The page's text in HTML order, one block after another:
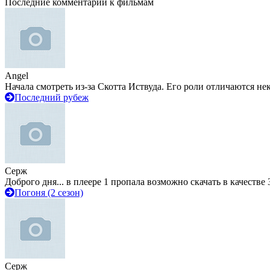
Последние комментарии к фильмам
Angel
Начала смотреть из-за Скотта Иствуда. Его роли отличаются
Последний рубеж
Серж
Доброго дня... в плеере 1 пропала возможно скачать в качестве
Погоня (2 сезон)
Серж